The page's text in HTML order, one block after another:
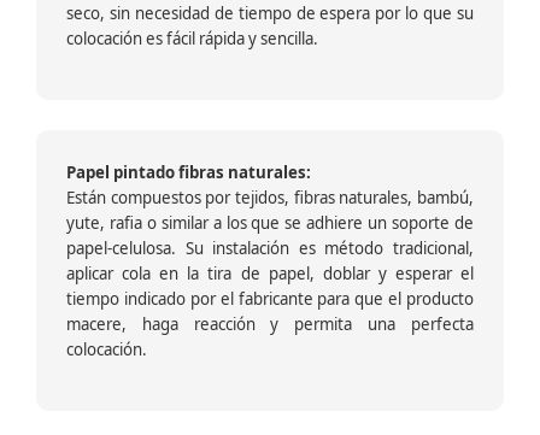
seco, sin necesidad de tiempo de espera por lo que su
colocación es fácil rápida y sencilla.
Papel pintado fibras naturales:
Están compuestos por tejidos, fibras naturales, bambú,
yute, rafia o similar a los que se adhiere un soporte de
papel-celulosa. Su instalación es método tradicional,
aplicar cola en la tira de papel, doblar y esperar el
tiempo indicado por el fabricante para que el producto
macere, haga reacción y permita una perfecta
colocación.